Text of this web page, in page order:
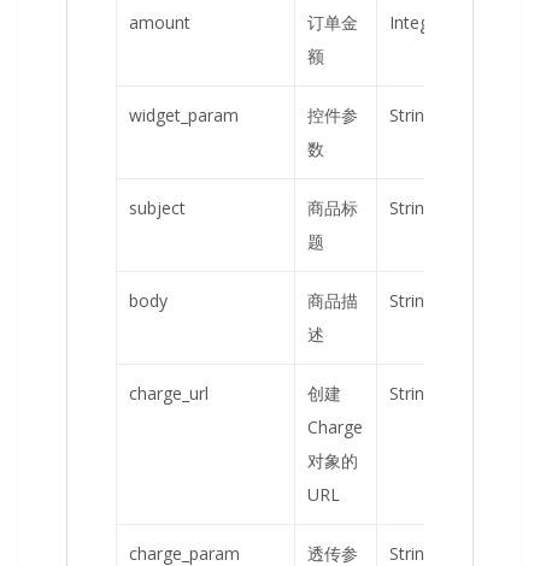
amount
订单金
额
Integer
widget_param
控件参
数
String
subject
商品标
题
String
body
商品描
述
String
charge_url
创建
Charge
对象的
URL
String
charge_param
透传参
String